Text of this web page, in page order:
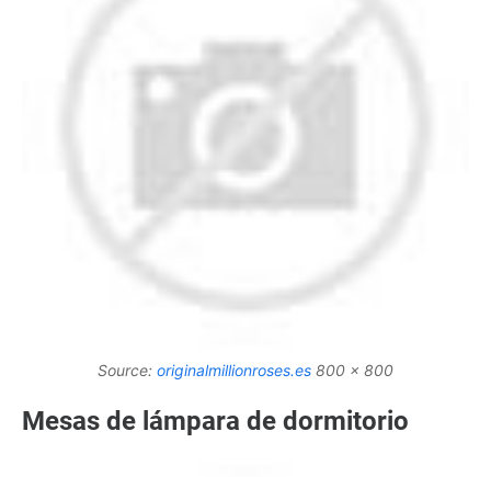
Source: originalmillionroses.es 800 x 800
Mesas de lámpara de dormitorio